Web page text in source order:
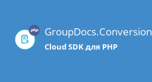
GroupDocs.Conversion
Cloud SDK для PHP